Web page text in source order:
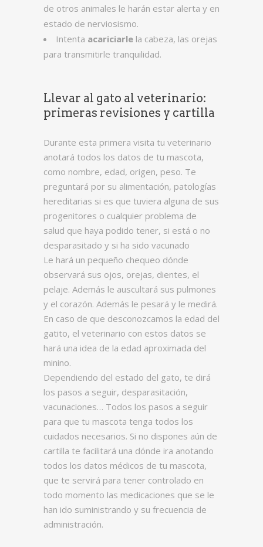
de otros animales le harán estar alerta y en
estado de nerviosismo.
Intenta acariciarle la cabeza, las orejas
para transmitirle tranquilidad.
Llevar al gato al veterinario:
primeras revisiones y cartilla
Durante esta primera visita tu veterinario
anotará todos los datos de tu mascota,
como nombre, edad, origen, peso. Te
preguntará por su alimentación, patologías
hereditarias si es que tuviera alguna de sus
progenitores o cualquier problema de
salud que haya podido tener, si está o no
desparasitado y si ha sido vacunado
Le hará un pequeño chequeo dónde
observará sus ojos, orejas, dientes, el
pelaje. Además le auscultará sus pulmones
y el corazón. Además le pesará y le medirá.
En caso de que desconozcamos la edad del
gatito, el veterinario con estos datos se
hará una idea de la edad aproximada del
minino.
Dependiendo del estado del gato, te dirá
los pasos a seguir, desparasitación,
vacunaciones… Todos los pasos a seguir
para que tu mascota tenga todos los
cuidados necesarios. Si no dispones aún de
cartilla te facilitará una dónde ira anotando
todos los datos médicos de tu mascota,
que te servirá para tener controlado en
todo momento las medicaciones que se le
han ido suministrando y su frecuencia de
administración.